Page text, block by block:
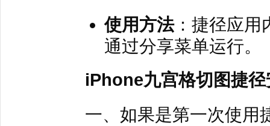
使用方法：捷径应用
通过分享菜单运行。
iPhone九宫格切图捷
一、如果是第一次使用